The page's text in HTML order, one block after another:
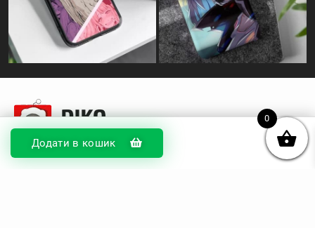
Додати в кошик
0